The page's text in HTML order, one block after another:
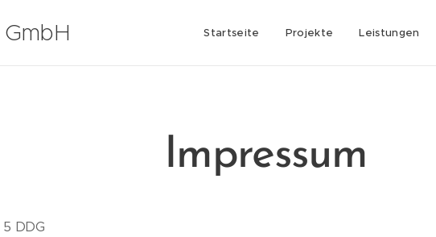
GmbH Startseite Projekte Leistungen
Impressum
DDG